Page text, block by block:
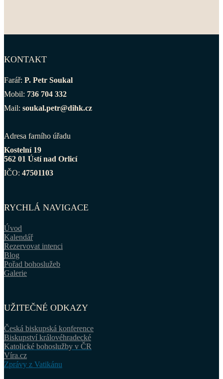
KONTAKT
Farář: P. Petr Soukal
Mobil: 736 704 332
Mail: soukal.petr@dihk.cz
Adresa farního úřadu
Kostelní 19
562 01 Ústí nad Orlicí
IČO: 47501103
RYCHLÁ NAVIGACE
Úvod
Kalendář
Rezervovat intenci
Blog
Pořad bohoslužeb
Galerie
UŽITEČNÉ ODKAZY
Česká biskupská konference
Biskupství královéhradecké
Katolické bohoslužby v ČR
Víra.cz
Zprávy z Vatikánu